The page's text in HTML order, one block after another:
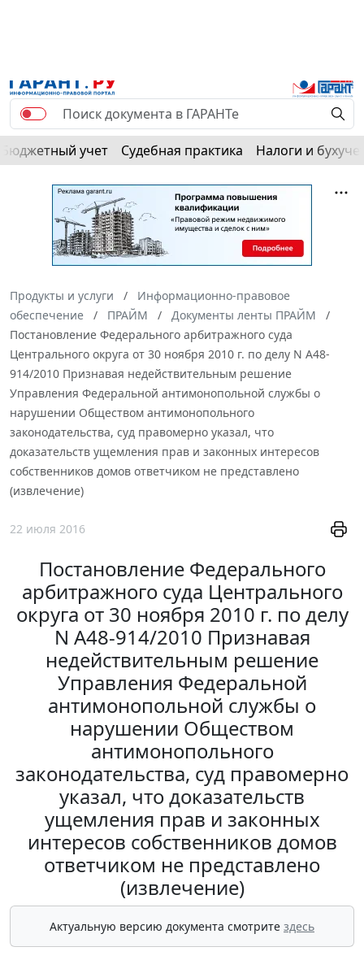
Бюджетный учет Судебная практика Налоги и
Продукты и услуги
Информационно-правовое
обеспечение
ПРАЙМ
Документы ленты ПРАЙМ
Постановление Федерального арбитражного суда
Центрального округа от 30 ноября 2010 г. по делу N А48-
914/2010 Признавая недействительным решение
Управления Федеральной антимонопольной службы о
нарушении Обществом антимонопольного
законодательства, суд правомерно указал, что
доказательств ущемления прав и законных интересов
собственников домов ответчиком не представлено
(извлечение)
22 июля 2016
Постановление Федерального
арбитражного суда Центрального
округа от 30 ноября 2010 г. по делу
N А48-914/2010 Признавая
недействительным решение
Управления Федеральной
антимонопольной службы о
нарушении Обществом
антимонопольного
законодательства, суд правомерно
указал, что доказательств
ущемления прав и законных
интересов собственников домов
ответчиком не представлено
(извлечение)
Актуальную версию документа смотрите здесь